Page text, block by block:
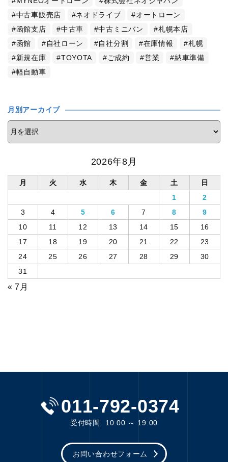
中古車販売店
ネオドライブ
オートローン
函館支店
中古車 中古ミニバン
札幌本店
函館
自社ローン 自社分割 在庫情報
札幌
新規在庫
TOYOTA ご成約 営業
納車準備
軽自動車
月別アーカイブ
2026年8月
月 火 水 木 金 土
日
1
2
3
4 5 6 7 8
9
10
11 12 13 14 15
16
17
18 19 20 21 22
23
24
25 26 27 28 29
30
31
« 7月
011-792-0374
受付時間 10:00 ～ 19:00
お問い合わせフォーム